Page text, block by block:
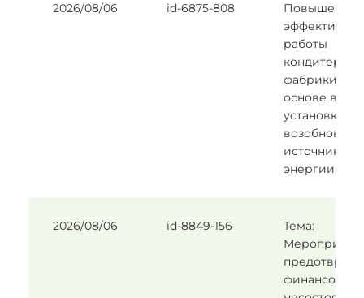
2026/08/06 id-6875-808
Повышение
работы
фабрики на
основе
установки с
источниками
энергии
2026/08/06 id-8849-156
Тема:
финансовой